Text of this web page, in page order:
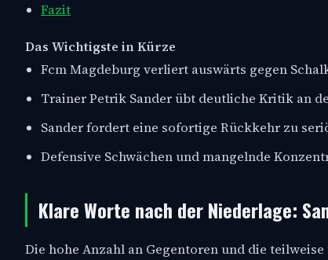
Fazit
Das Wichtigste in Kürze
Fcm Magdeburg verliert auswärts gegen
Trainer Petrik Sander übt deutliche Kritik an
Sander fordert eine sofortige Rückkehr zu
Defensive Schwächen und mangelnde
Klare Worte nach der Niederlage:
Die hohe Anzahl an Gegentoren und die